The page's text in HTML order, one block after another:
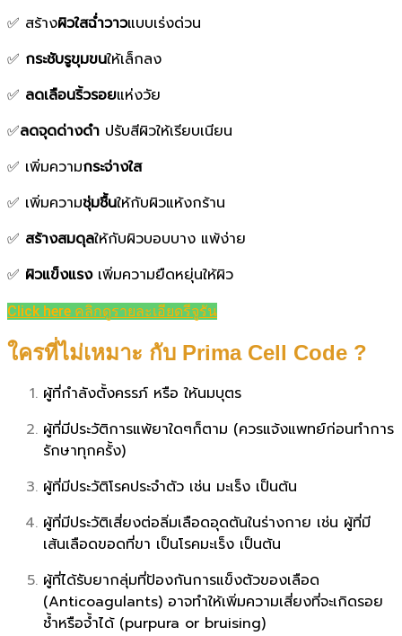
✅ สร้างผิวใสฉ่ำวาวแบบเร่งด่วน
✅ กระชับรูขุมขนให้เล็กลง
✅ ลดเลือนริ้วรอยแห่งวัย
✅ลดจุดด่างดำ ปรับสีผิวให้เรียบเนียน
✅ เพิ่มความกระจ่างใส
✅ เพิ่มความชุ่มชื้นให้กับผิวแห้งกร้าน
✅ สร้างสมดุลให้กับผิวบอบบาง แพ้ง่าย
✅ ผิวแข็งแรงเพิ่มความยืดหยุ่นให้ผิว
Click here คลิกดูรายละเอียดรีจูรัน
ใครที่ไม่เหมาะ กับ Prima Cell Code ?
ผู้ที่กำลังตั้งครรภ์ หรือ ให้นมบุตร
ผู้ที่มีประวัติการแพ้ยาใดๆก็ตาม (ควรแจ้งแพทย์ก่อนทำการ
รักษาทุกครั้ง)
ผู้ที่มีประวัติโรคประจำตัว เช่น มะเร็ง เป็นต้น
ผู้ที่มีประวัติเสี่ยงต่อลิ่มเลือดอุดตันในร่างกาย เช่น ผู้ที่มี
เส้นเลือดขอดที่ขา เป็นโรคมะเร็ง เป็นต้น
ผู้ที่ได้รับยากลุ่มที่ป้องกันการแข็งตัวของเลือด
(Anticoagulants) อาจทำให้เพิ่มความเสี่ยงที่จะเกิดรอย
ช้ำหรือจ้ำได้ (purpura or bruising)